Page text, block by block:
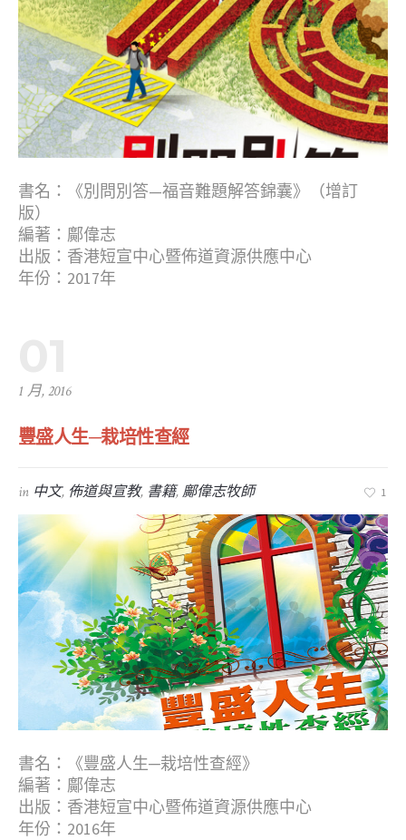
書名：《別問別答—福音難題解答錦囊》（增訂
版）
編著：鄺偉志
出版：香港短宣中心暨佈道資源供應中心
年份：2017年
1 月, 2016
豐盛人生─栽培性查經
in 中文, 佈道與宣教, 書籍,鄺偉志牧師 1
書名：《豐盛人生─栽培性查經》
編著：鄺偉志
出版：香港短宣中心暨佈道資源供應中心
年份：2016年